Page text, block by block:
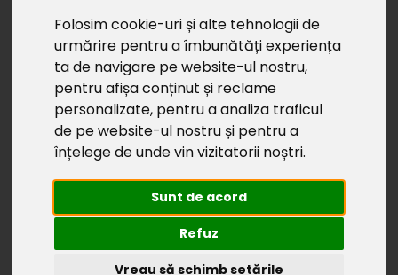
Folosim cookie-uri și alte tehnologii de
urmărire pentru a îmbunătăți experiența
ta de navigare pe website-ul nostru,
pentru afișa conținut și reclame
personalizate, pentru a analiza traficul
de pe website-ul nostru și pentru a
înțelege de unde vin vizitatorii noștri.
Sunt de acord
Refuz
Vreau să schimb setările